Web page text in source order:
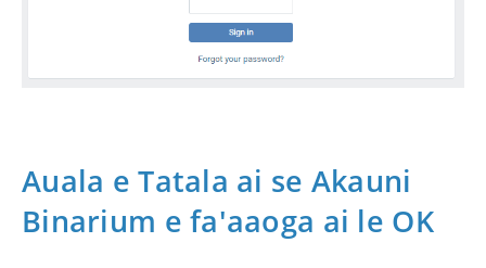
Auala e Tatala ai se Akauni
Binarium e fa'aaoga ai le OK